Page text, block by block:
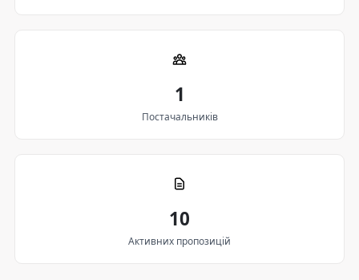
1
Постачальників
10
Активних пропозицій